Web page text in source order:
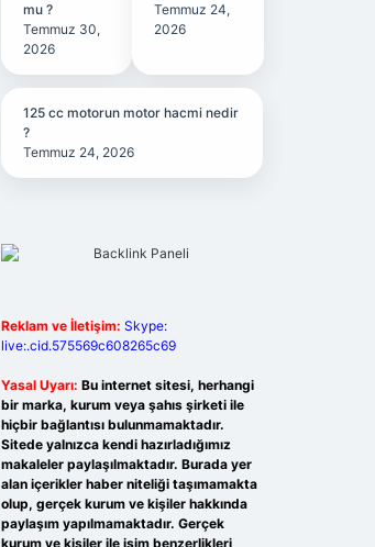
mu ?
Temmuz 30,
2026
Temmuz 24,
2026
125 cc motorun motor hacmi nedir
?
Temmuz 24, 2026
Reklam ve İletişim: Skype:
live:.cid.575569c608265c69
Yasal Uyarı: Bu internet sitesi, herhangi
bir marka, kurum veya şahıs şirketi ile
hiçbir bağlantısı bulunmamaktadır.
Sitede yalnızca kendi hazırladığımız
makaleler paylaşılmaktadır. Burada yer
alan içerikler haber niteliği taşımamakta
olup, gerçek kurum ve kişiler hakkında
paylaşım yapılmamaktadır. Gerçek
kurum ve kişiler ile isim benzerlikleri